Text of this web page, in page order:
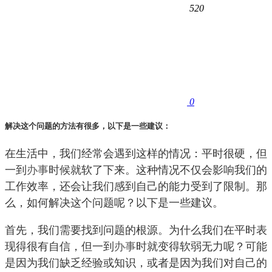
520
0
解决这个问题的方法有很多，以下是一些建议：
在生活中，我们经常会遇到这样的情况：平时很硬，但
一到 办事时候就软了下来。这种情况不仅会影响我们的
工作效率，还会让我们感到自己的能力受到了限制。那
么，如何解决这个问题呢？以下是一些建议。
首先，我们需要找到问题的根源。为什么我们在平时表
现得很有自信，但一到 办事时就变得软弱无力呢？可能
是因为我们缺乏经验或知识，或者是因为我们对自己的